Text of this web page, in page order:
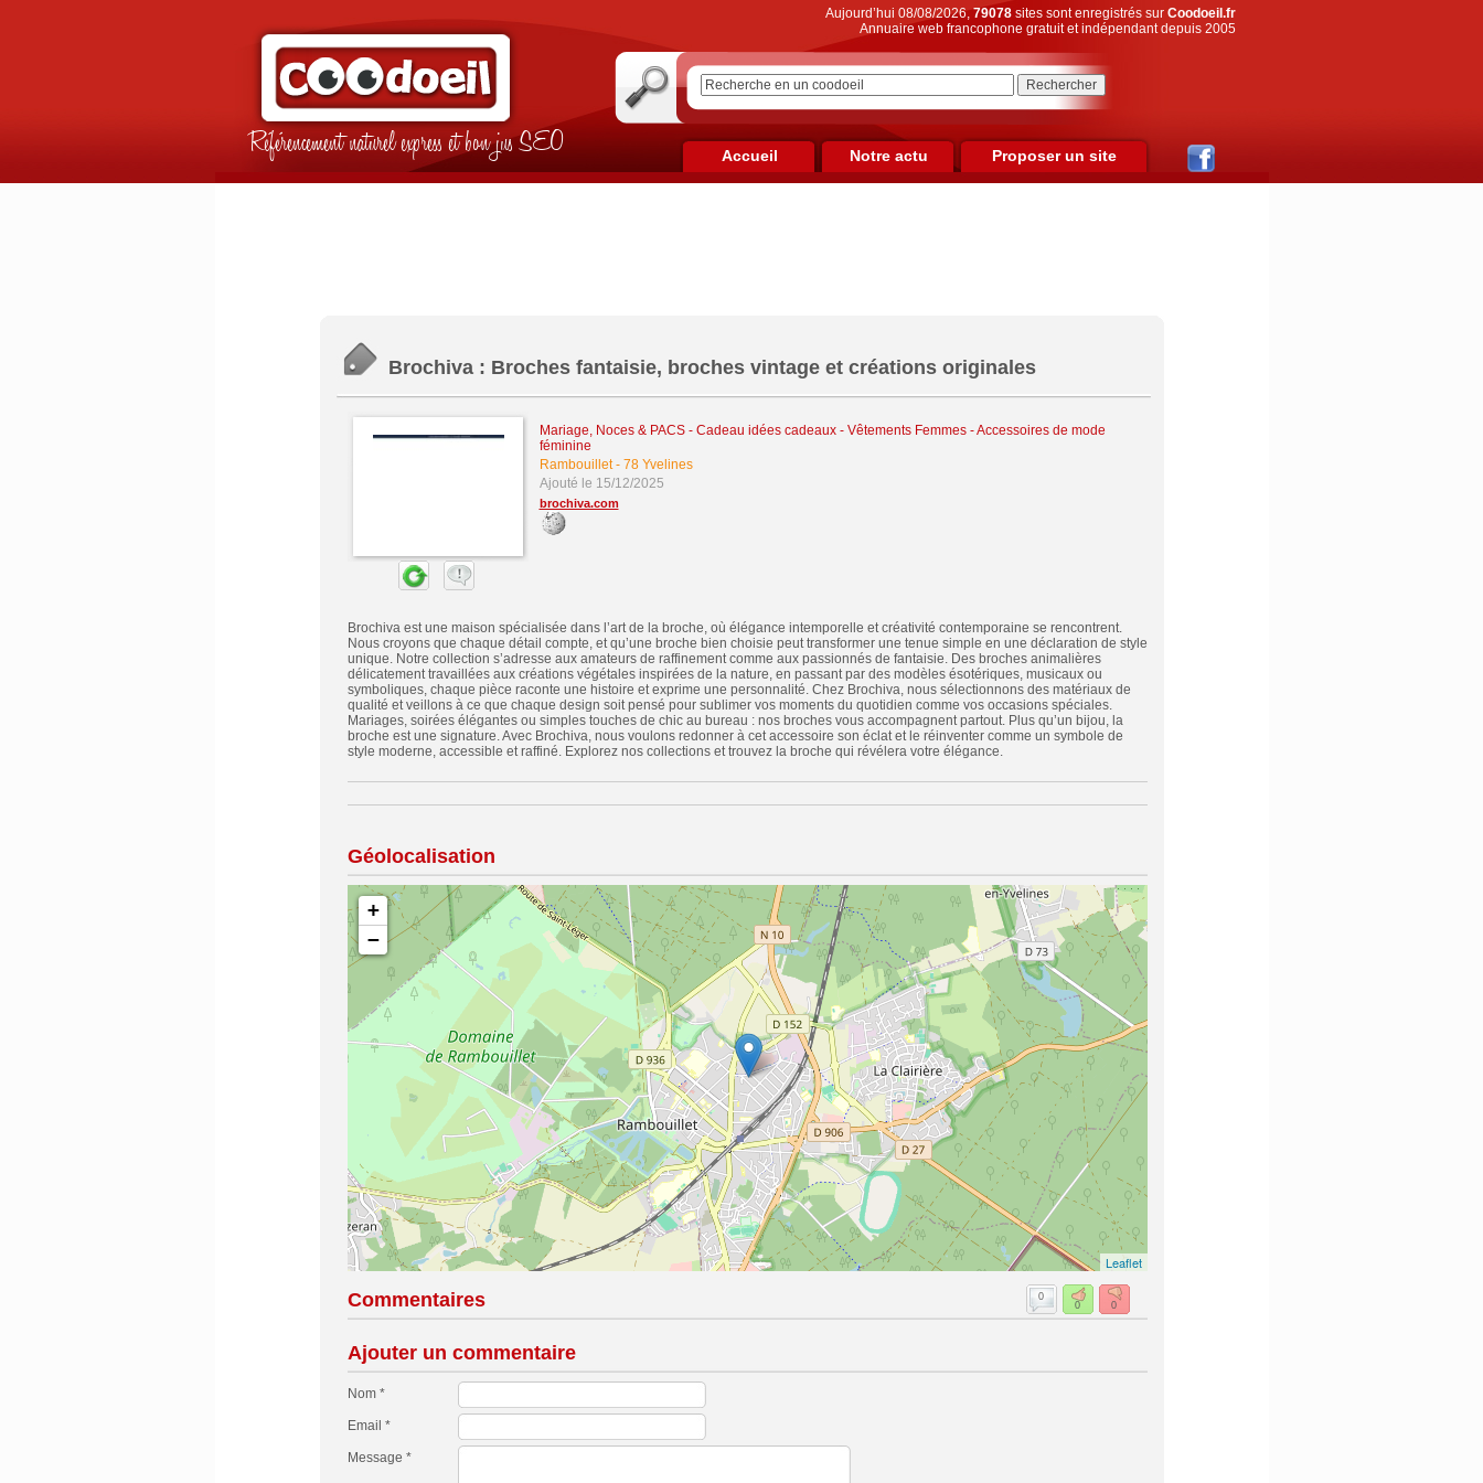
Référencement naturel express et bon jus SEO
Aujourd’hui 08/08/2026,79078sites sont enregistrés sur Coodoeil.fr
Annuaire web francophone gratuit et indépendant depuis 2005
Accueil Notre actu Proposer un site
Brochiva : Broches fantaisie, broches vintage et créations originales
Mariage, Noces & PACS- Cadeau idées cadeaux- Vêtements Femmes - Accessoires de mode
féminine
Rambouillet- 78 Yvelines
Ajouté le 15/12/2025
brochiva.com
Brochiva est une maison spécialisée dans l’art de la broche, où élégance intemporelle et créativité contemporaine se rencontrent.
Nous croyons que chaque détail compte, et qu’une broche bien choisie peut transformer une tenue simple en une déclaration de style
unique. Notre collection s’adresse aux amateurs de raffinement comme aux passionnés de fantaisie. Des broches animalières
délicatement travaillées aux créations végétales inspirées de la nature, en passant par des modèles ésotériques, musicaux ou
symboliques, chaque pièce raconte une histoire et exprime une personnalité. Chez Brochiva, nous sélectionnons des matériaux de
qualité et veillons à ce que chaque design soit pensé pour sublimer vos moments du quotidien comme vos occasions spéciales.
Mariages, soirées élégantes ou simples touches de chic au bureau : nos broches vous accompagnent partout. Plus qu’un bijou, la
broche est une signature. Avec Brochiva, nous voulons redonner à cet accessoire son éclat et le réinventer comme un symbole de
style moderne, accessible et raffiné. Explorez nos collections et trouvez la broche qui révélera votre élégance.
Géolocalisation
+
−
Leaflet
Commentaires
0
0
0
Ajouter un commentaire
Nom *
Email *
Message *